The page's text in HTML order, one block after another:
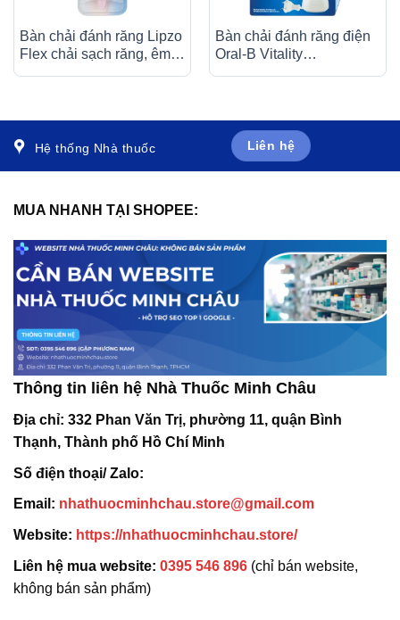
Bàn chải đánh răng Lipzo
Flex chải sạch răng, êm
Bàn chải đánh răng điện
Oral-B Vitality
răng
Hệ thống Nhà thuốc Liên hệ
MUA NHANH TẠI SHOPEE:
Thông tin liên hệ Nhà Thuốc Minh Châu
Địa chỉ: 332 Phan Văn Trị, phường 11, quận Bình
Thạnh, Thành phố Hồ Chí Minh
Số điện thoại/ Zalo:
Email: nhathuocminhchau.store@gmail.com
Website: https://nhathuocminhchau.store/
Liên hệ mua website: 0395 546 896 (chỉ bán website,
không bán sản phẩm)